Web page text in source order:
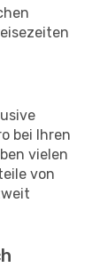
bei Ihren
vielen
von